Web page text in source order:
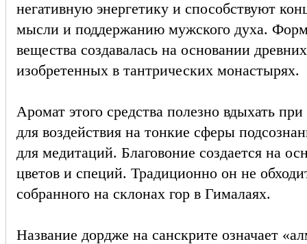
негативную энергетику и способствуют
мысли и поддержанию мужского духа.
вещества создавалась на основании
изобретенных в тантрических монастырях.
Аромат этого средства полезно вдыхать
для воздействия на тонкие сферы
для медитаций. Благовоние создается на
цветов и специй. Традиционно он не
собранного на склонах гор в Гималаях.
Название дордже на санскрите означает